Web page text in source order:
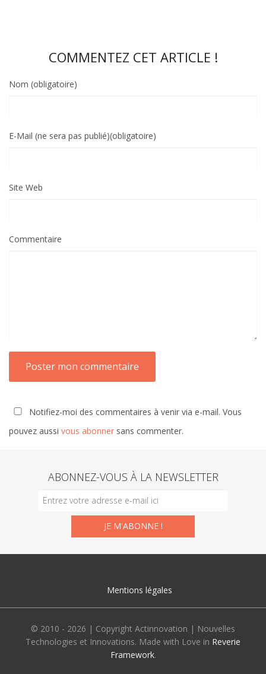
COMMENTEZ CET ARTICLE !
Nom (obligatoire)
E-Mail (ne sera pas publié)(obligatoire)
Site Web
Commentaire
Notifiez-moi des commentaires à venir via e-mail. Vous
pouvez aussi vous abonner sans commenter.
ABONNEZ-VOUS À LA NEWSLETTER
Mentions légales
© 2010 - 2026 | Copyright Actinnovation | Nouvelles
Technologies et Innovations. Made with Love in Reverie
Framework.